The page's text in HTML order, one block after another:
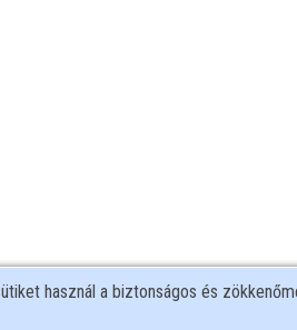
használ a biztonságos és